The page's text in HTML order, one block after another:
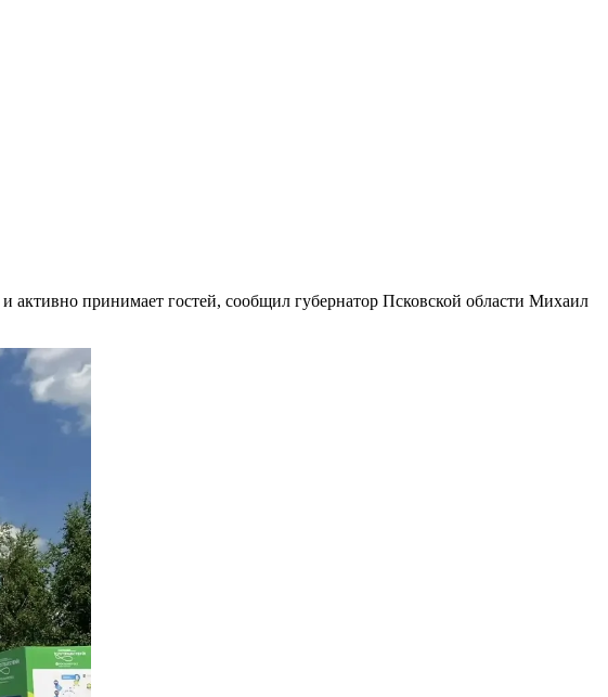
активно принимает гостей, сообщил губернатор Псковской области Михаил